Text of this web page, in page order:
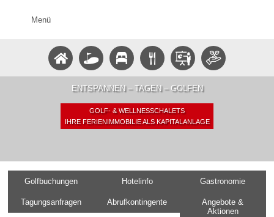
Menü
ENTSPANNEN – TAGEN – GOLFEN
GOLF- & WELLNESSCHALETS
IHRE FERIENIMMOBILIE ALS KAPITALANLAGE
Golfbuchungen Hotelinfo Gastronomie
Tagungsanfragen Abrufkontingente
Angebote &
Aktionen